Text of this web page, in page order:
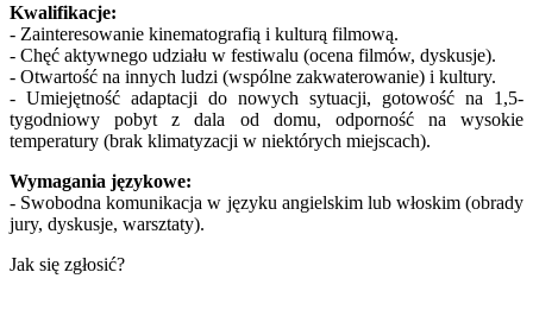
Kwalifikacje:
- Zainteresowanie kinematografią i kulturą filmową.
- Chęć aktywnego udziału w festiwalu (ocena filmów, dyskusje).
- Otwartość na innych ludzi (wspólne zakwaterowanie) i kultury.
- Umiejętność adaptacji do nowych sytuacji, gotowość na 1,5-
tygodniowy pobyt z dala od domu, odporność na wysokie
temperatury (brak klimatyzacji w niektórych miejscach).
Wymagania językowe:
- Swobodna komunikacja w języku angielskim lub włoskim (obrady
jury, dyskusje, warsztaty).
Jak się zgłosić?